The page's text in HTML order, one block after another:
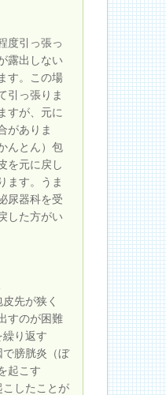
度引っ張っ
露出しない
す。この場
引っ張りま
すが、元に
がありま
んとん）包
を元に戻し
ます。うま
尿器科を受
した方がい
先が狭く
すのが困難
繰り返す
で膀胱炎（ぼ
起こす
こしたことが